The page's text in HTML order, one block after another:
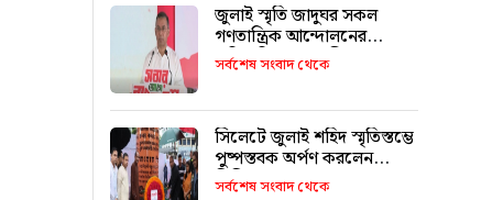
জুলাই স্মৃতি জাদুঘর সকল
গণতান্ত্রিক আন্দোলনের
প্রতিচ্ছবি: প্রধানমন্ত্রী
সর্বশেষ সংবাদ থেকে
সিলেটে জুলাই শহিদ স্মৃতিস্তম্ভে
পুষ্পস্তবক অর্পণ করলেন
সিসিক প্রশাসক
সর্বশেষ সংবাদ থেকে